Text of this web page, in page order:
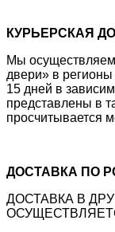
КУРЬЕРСКАЯ
Мы
двери» в
15 дней в
представлены в
просчитывается
ДОСТАВКА ПО
ДОСТАВКА В